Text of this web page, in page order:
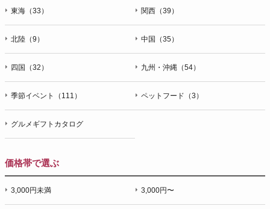
東海（33） 関西（39）
北陸（9） 中国（35）
四国（32） 九州・沖縄（54）
季節イベント（111） ペットフード（3）
グルメギフトカタログ
価格帯で選ぶ
3,000円未満 3,000円〜